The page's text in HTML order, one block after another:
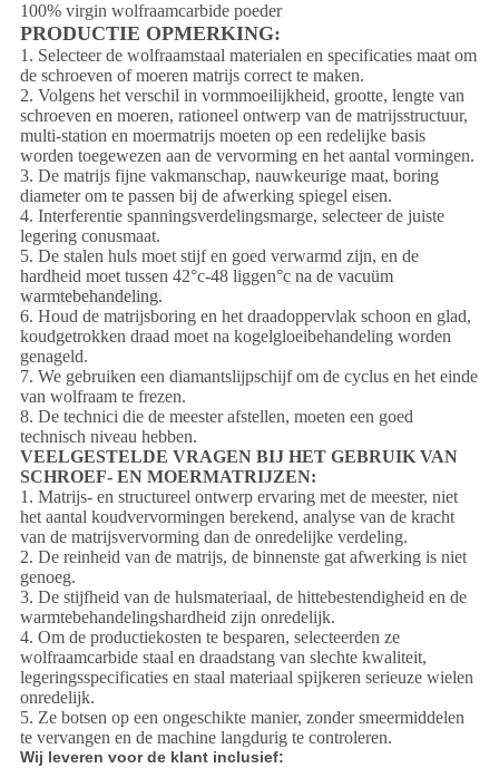
100% virgin wolfraamcarbide poeder
PRODUCTIE OPMERKING:
1. Selecteer de wolfraamstaal materialen en specificaties maat om
de schroeven of moeren matrijs correct te maken.
2. Volgens het verschil in vormmoeilijkheid, grootte, lengte van
schroeven en moeren, rationeel ontwerp van de matrijsstructuur,
multi-station en moermatrijs moeten op een redelijke basis
worden toegewezen aan de vervorming en het aantal vormingen.
3. De matrijs fijne vakmanschap, nauwkeurige maat, boring
diameter om te passen bij de afwerking spiegel eisen.
4. Interferentie spanningsverdelingsmarge, selecteer de juiste
legering conusmaat.
5. De stalen huls moet stijf en goed verwarmd zijn, en de
hardheid moet tussen 42°c-48 liggen°c na de vacuüm
warmtebehandeling.
6. Houd de matrijsboring en het draadoppervlak schoon en glad,
koudgetrokken draad moet na kogelgloeibehandeling worden
genageld.
7. We gebruiken een diamantslijpschijf om de cyclus en het einde
van wolfraam te frezen.
8. De technici die de meester afstellen, moeten een goed
technisch niveau hebben.
VEELGESTELDE VRAGEN BIJ HET GEBRUIK VAN
SCHROEF- EN MOERMATRIJZEN:
1. Matrijs- en structureel ontwerp ervaring met de meester, niet
het aantal koudvervormingen berekend, analyse van de kracht
van de matrijsvervorming dan de onredelijke verdeling.
2. De reinheid van de matrijs, de binnenste gat afwerking is niet
genoeg.
3. De stijfheid van de hulsmateriaal, de hittebestendigheid en de
warmtebehandelingshardheid zijn onredelijk.
4. Om de productiekosten te besparen, selecteerden ze
wolfraamcarbide staal en draadstang van slechte kwaliteit,
legeringsspecificaties en staal materiaal spijkeren serieuze wielen
onredelijk.
5. Ze botsen op een ongeschikte manier, zonder smeermiddelen
te vervangen en de machine langdurig te controleren.
Wij leveren voor de klant inclusief: